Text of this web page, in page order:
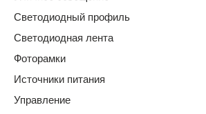
Светодиодный профиль
Светодиодная лента
Фоторамки
Источники питания
Управление